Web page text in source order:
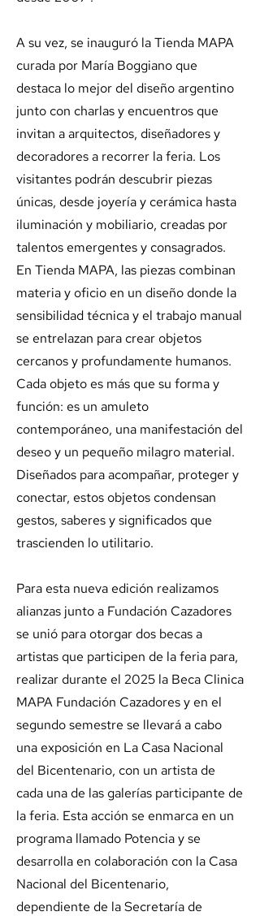
A su vez, se inauguró la Tienda MAPA
curada por María Boggiano que
destaca lo mejor del diseño argentino
junto con charlas y encuentros que
invitan a arquitectos, diseñadores y
decoradores a recorrer la feria. Los
visitantes podrán descubrir piezas
únicas, desde joyería y cerámica hasta
iluminación y mobiliario, creadas por
talentos emergentes y consagrados.
En Tienda MAPA, las piezas combinan
materia y oficio en un diseño donde la
sensibilidad técnica y el trabajo manual
se entrelazan para crear objetos
cercanos y profundamente humanos.
Cada objeto es más que su forma y
función: es un amuleto
contemporáneo, una manifestación del
deseo y un pequeño milagro material.
Diseñados para acompañar, proteger y
conectar, estos objetos condensan
gestos, saberes y significados que
trascienden lo utilitario.
Para esta nueva edición realizamos
alianzas junto a Fundación Cazadores
se unió para otorgar dos becas a
artistas que participen de la feria para,
realizar durante el 2025 la Beca Clinica
MAPA Fundación Cazadores y en el
segundo semestre se llevará a cabo
una exposición en La Casa Nacional
del Bicentenario, con un artista de
cada una de las galerías participante de
la feria. Esta acción se enmarca en un
programa llamado Potencia y se
desarrolla en colaboración con la Casa
Nacional del Bicentenario,
dependiente de la Secretaría de